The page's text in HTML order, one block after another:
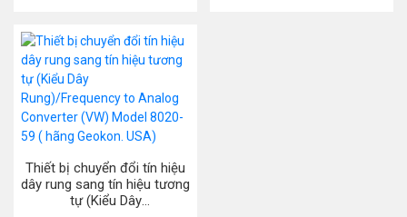
Thiết bị chuyển đổi tín hiệu
dây rung sang tín hiệu tương
tự (Kiểu Dây